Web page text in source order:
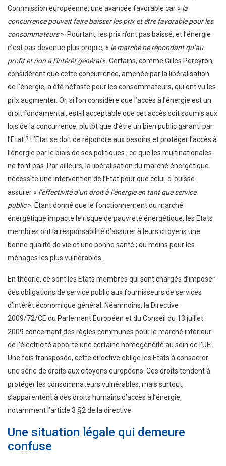
Commission européenne, une avancée favorable car « la
concurrence pouvait faire baisser les prix et être favorable pour les
consommateurs». Pourtant, les prix n’ont pas baissé, et l’énergie
n’est pas devenue plus propre, « le marché ne répondant qu’au
profit et non à l’intérêt général». Certains, comme Gilles Pereyron,
considèrent que cette concurrence, amenée par la libéralisation
de l’énergie, a été néfaste pour les consommateurs, qui ont vu les
prix augmenter. Or, si l’on considère que l’accès à l’énergie est un
droit fondamental, est-il acceptable que cet accès soit soumis aux
lois de la concurrence, plutôt que d’être un bien public garanti par
l’Etat ? L’Etat se doit de répondre aux besoins et protéger l’accès à
l’énergie par le biais de ses politiques ; ce que les multinationales
ne font pas. Par ailleurs, la libéralisation du marché énergétique
nécessite une intervention de l’Etat pour que celui-ci puisse
assurer « l’effectivité d’un droit à l’énergie en tant que service
public». Etant donné que le fonctionnement du marché
énergétique impacte le risque de pauvreté énergétique, les Etats
membres ont la responsabilité d’assurer à leurs citoyens une
bonne qualité de vie et une bonne santé ; du moins pour les
ménages les plus vulnérables.
En théorie, ce sont les Etats membres qui sont chargés d’imposer
des obligations de service public aux fournisseurs de services
d’intérêt économique général. Néanmoins, la Directive
2009/72/CE du Parlement Européen et du Conseil du 13 juillet
2009 concernant des règles communes pour le marché intérieur
de l’électricité apporte une certaine homogénéité au sein de l’UE.
Une fois transposée, cette directive oblige les Etats à consacrer
une série de droits aux citoyens européens. Ces droits tendent à
protéger les consommateurs vulnérables, mais surtout,
s’apparentent à des droits humains d’accès à l’énergie,
notamment l’article 3 §2 de la directive.
Une situation légale qui demeure
confuse